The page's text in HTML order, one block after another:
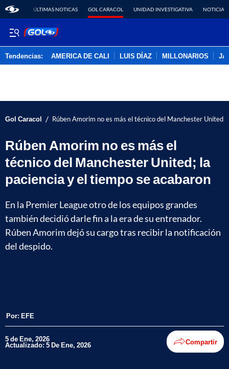
ÚLTIMAS NOTICAS GOL CARACOL UNIDAD INVESTIGATIVA NOTICIAS
Tendencias: AMERICA DE CALI LUIS DÍAZ MILLONARIOS
Gol Caracol / Rúben Amorim no es más el técnico del Manchester United;
Rúben Amorim no es más el
técnico del Manchester United; la
paciencia y el tiempo se acabaron
En la Premier League otro de los equipos grandes
también decidió darle fin a la era de su entrenador.
Rúben Amorim dejó su cargo tras recibir la notificación
del despido.
Por: EFE
5 de Ene, 2026
Actualizado: 5 De Ene, 2026 Compartir